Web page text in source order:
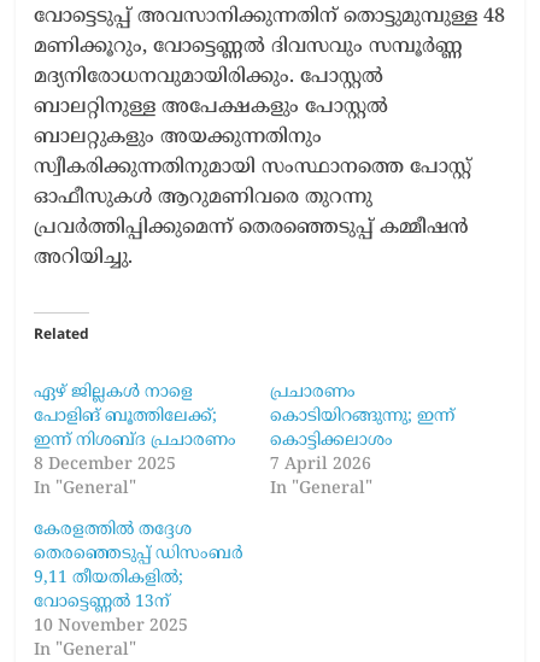
വോട്ടെടുപ്പ് അവസാനിക്കുന്നതിന് തൊട്ടുമുമ്പുള്ള 48
മണിക്കൂറും, വോട്ടെണ്ണൽ ദിവസവും സമ്പൂർണ്ണ
മദ്യനിരോധനവുമായിരിക്കും. പോസ്റ്റൽ
ബാലറ്റിനുള്ള അപേക്ഷകളും പോസ്റ്റൽ
ബാലറ്റുകളും അയക്കുന്നതിനും
സ്വീകരിക്കുന്നതിനുമായി സംസ്ഥാനത്തെ പോസ്റ്റ്
ഓഫീസുകൾ ആറുമണിവരെ തുറന്നു
പ്രവർത്തിപ്പിക്കുമെന്ന് തെരഞ്ഞെടുപ്പ് കമ്മീഷൻ
അറിയിച്ചു.
Related
ഏഴ് ജില്ലകൾ നാളെ
പോളിങ് ബൂത്തിലേക്ക്;
ഇന്ന് നിശബ്ദ പ്രചാരണം
8 December 2025
In "General"
പ്രചാരണം
കൊടിയിറങ്ങുന്നു; ഇന്ന്
കൊട്ടിക്കലാശം
7 April 2026
In "General"
കേരളത്തില്‍ തദ്ദേശ
തെരഞ്ഞെടുപ്പ് ഡിസംബര്‍
9,11 തീയതികളില്‍;
വോട്ടെണ്ണല്‍ 13ന്
10 November 2025
In "General"